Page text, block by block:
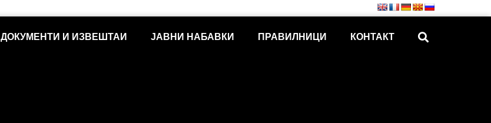
ДОКУМЕНТИ И ИЗВЕШТАИ ЈАВНИ НАБАВКИ ПРАВИЛНИЦИ КОНТАКТ